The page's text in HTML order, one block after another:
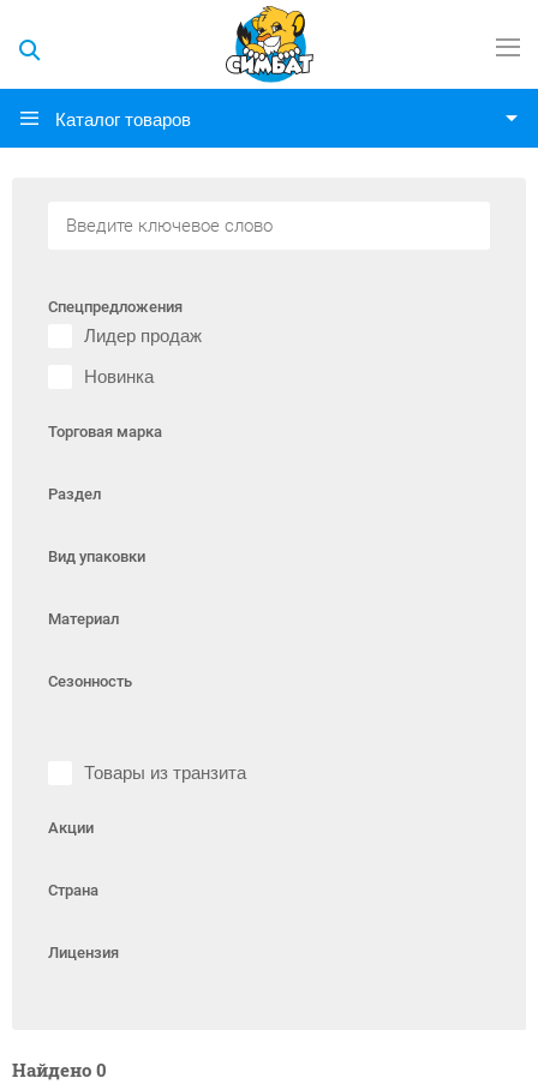
Каталог товаров
Спецпредложения
Лидер продаж
Новинка
Торговая марка
Раздел
Вид упаковки
Материал
Сезонность
Товары из транзита
Акции
Страна
Лицензия
Найдено 0